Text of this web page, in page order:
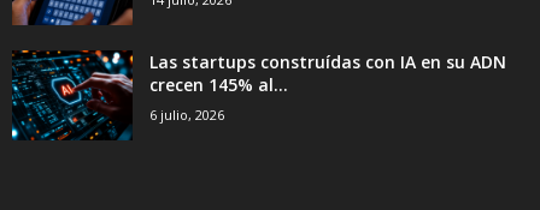
Las startups construídas con IA en su ADN
crecen 145% al...
6 julio, 2026